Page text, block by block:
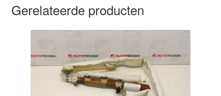
Gerelateerde producten